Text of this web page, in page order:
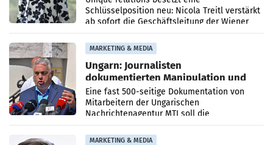
Schlüsselposition neu: Nicola Treitl verstärkt
ab sofort die Geschäftsleitung der Wiener
PR-Agentur an der Seite von Josef Kalina und
Anna Kalina-Mahr.
MARKETING & MEDIA
Ungarn: Journalisten
dokumentierten Manipulation und
Zensur
Eine fast 500-seitige Dokumentation von
Mitarbeitern der Ungarischen
Nachrichtenagentur MTI soll die
systematische Nachrichten-Manipulation und
Zensur bei der Agentur während der Zeit
MARKETING & MEDIA